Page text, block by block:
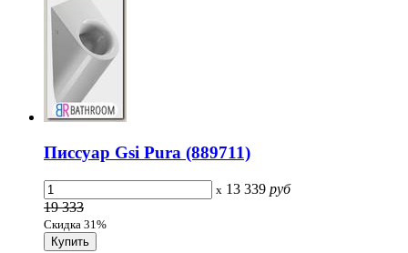
Писсуар Gsi Pura (889711)
x 13 339 руб
19 333
Скидка 31%